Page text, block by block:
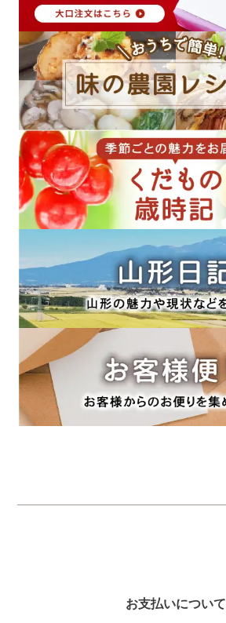
お支払いについて